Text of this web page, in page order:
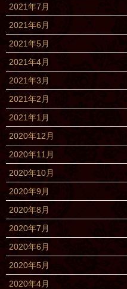
2021年7月
2021年6月
2021年5月
2021年4月
2021年3月
2021年2月
2021年1月
2020年12月
2020年11月
2020年10月
2020年9月
2020年8月
2020年7月
2020年6月
2020年5月
2020年4月